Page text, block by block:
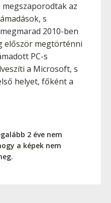
az
s
2010-ben
először megtörténni
PC-s
a Microsoft, s
helyet, főként a
2 éve nem
a képek nem